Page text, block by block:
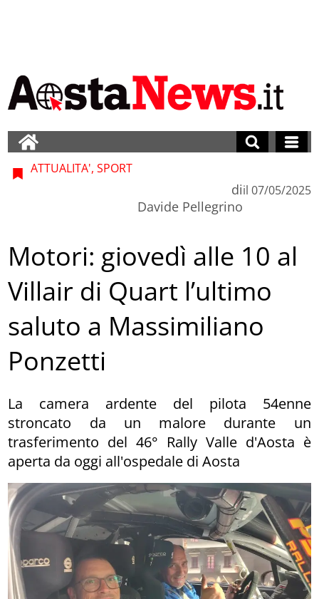
ATTUALITA', SPORT
di
Davide Pellegrino
il 07/05/2025
Motori: giovedì alle 10 al
Villair di Quart l’ultimo
saluto a Massimiliano
Ponzetti
La camera ardente del pilota 54enne
stroncato da un malore durante un
trasferimento del 46° Rally Valle d'Aosta è
aperta da oggi all'ospedale di Aosta